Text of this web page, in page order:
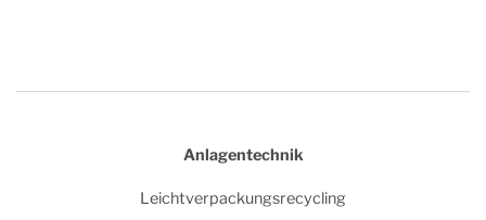
Anlagentechnik
Leichtverpackungsrecycling